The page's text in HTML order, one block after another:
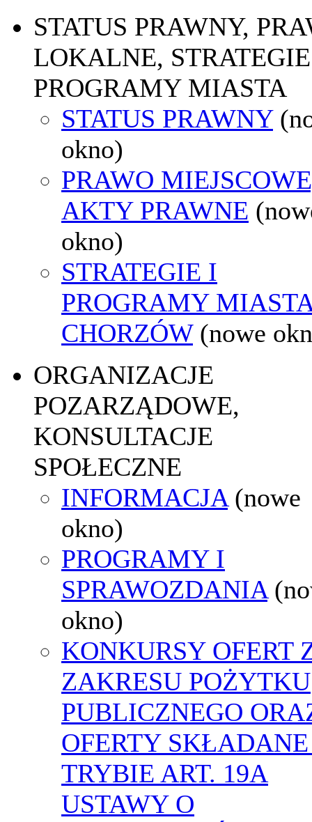
STATUS PRAWNY,
LOKALNE,
PROGRAMY MIASTA
STATUS PRAWNY
okno)
PRAWO
AKTY PRAWNE
okno)
STRATEGIE I
PROGRAMY
CHORZÓW (nowe
ORGANIZACJE
POZARZĄDOWE,
KONSULTACJE
SPOŁECZNE
INFORMACJA (nowe
okno)
PROGRAMY I
SPRAWOZDANIA
okno)
KONKURSY OFERT
ZAKRESU POŻYTKU
PUBLICZNEGO
OFERTY
TRYBIE ART. 19A
USTAWY O